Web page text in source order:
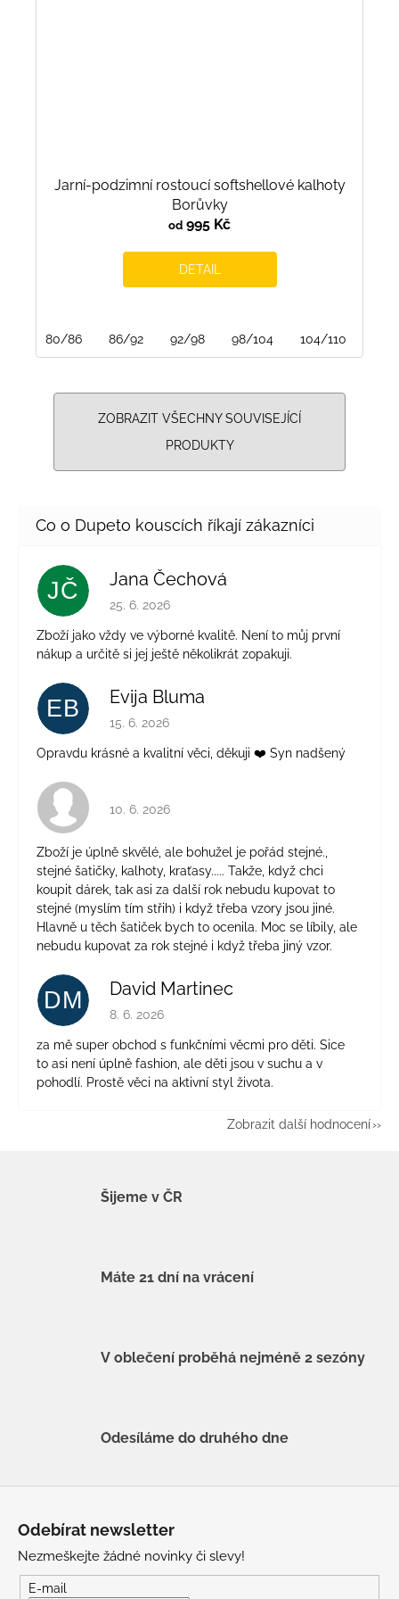
Jarní-podzimní rostoucí softshellové kalhoty
Borůvky
od 995 Kč
DETAIL
80/86 86/92 92/98 98/104 104/110
ZOBRAZIT VŠECHNY SOUVISEJÍCÍ
PRODUKTY
JČ Jana Čechová
Hodnocení obchodu je 5 z 5 hvězdiček.
25. 6. 2026
Zboží jako vždy ve výborné kvalitě. Není to můj první
nákup a určitě si jej ještě několikrát zopakuji.
EB Evija Bluma
Hodnocení obchodu je 5 z 5 hvězdiček.
15. 6. 2026
Opravdu krásné a kvalitní věci, děkuji ❤️ Syn nadšený
Hodnocení obchodu je 4 z 5 hvězdiček.
10. 6. 2026
Zboží je úplně skvělé, ale bohužel je pořád stejné.,
stejné šatičky, kalhoty, kraťasy..... Takže, když chci
koupit dárek, tak asi za další rok nebudu kupovat to
stejné (myslím tím střih) i když třeba vzory jsou jiné.
Hlavně u těch šatiček bych to ocenila. Moc se líbily, ale
nebudu kupovat za rok stejné i když třeba jiný vzor.
DM David Martinec
Hodnocení obchodu je 5 z 5 hvězdiček.
8. 6. 2026
za mě super obchod s funkčními věcmi pro děti. Sice
to asi není úplně fashion, ale děti jsou v suchu a v
pohodlí. Prostě věci na aktivní styl života.
Zobrazit další hodnocení
Šijeme v ČR
Máte 21 dní na vrácení
V oblečení proběhá nejméně 2 sezóny
Odesíláme do druhého dne
Odebírat newsletter
Nezmeškejte žádné novinky či slevy!
E-mail